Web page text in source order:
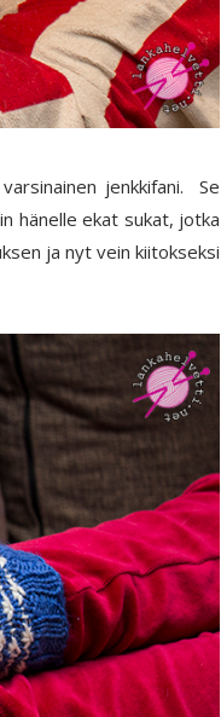
jenkkifani. Se
hänelle ekat sukat, jotka
ja nyt vein kiitokseksi